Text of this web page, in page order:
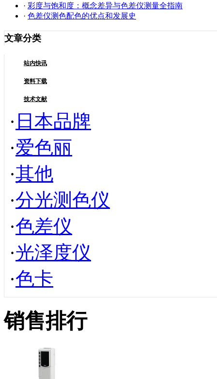
· 彩度与饱和度：概念差异与色差仪测量全指南
· 色差仪测色配色的优点和发展史
文章分类
站内快讯
资料下载
技术文献
· 日本品牌
·爱色丽
·其他
·分光测色仪
·色差仪
·光泽度仪
·色卡
销售排行